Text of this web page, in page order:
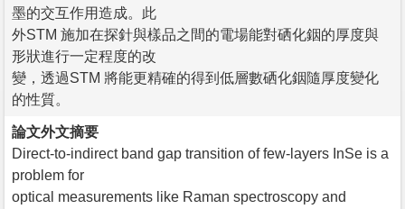
墨的交互作用造成。此
外STM 施加在探針與樣品之間的電場能對硒化銦的厚度與
形狀進行一定程度的改
變，透過STM 將能更精確的得到低層數硒化銦隨厚度變化
的性質。
論文外文摘要
Direct-to-indirect band gap transition of few-layers InSe is a
problem for
optical measurements like Raman spectroscopy and